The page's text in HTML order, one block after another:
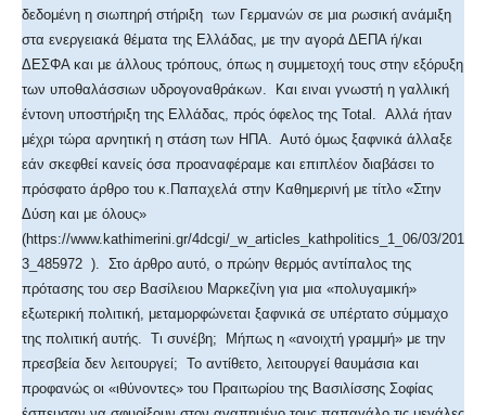
δεδομένη η σιωπηρή στήριξη των Γερμανών σε μια ρωσική ανάμιξη
στα ενεργειακά θέματα της Ελλάδας, με την αγορά ΔΕΠΑ ή/και
ΔΕΣΦΑ και με άλλους τρόπους, όπως η συμμετοχή τους στην εξόρυξη
των υποθαλάσσιων υδρογοναθράκων. Και ειναι γνωστή η γαλλική
έντονη υποστήριξη της Ελλάδας, πρός όφελος της Total. Αλλά ήταν
μέχρι τώρα αρνητική η στάση των ΗΠΑ. Αυτό όμως ξαφνικά άλλαξε
εάν σκεφθεί κανείς όσα προαναφέραμε και επιπλέον διαβάσει το
πρόσφατο άρθρο του κ.Παπαχελά στην Καθημερινή με τίτλο «Στην
Δύση και με όλους»
(https://www.kathimerini.gr/4dcgi/_w_articles_kathpolitics_1_06/03/201
3_485972 ). Στο άρθρο αυτό, ο πρώην θερμός αντίπαλος της
πρότασης του σερ Βασίλειου Μαρκεζίνη για μια «πολυγαμική»
εξωτερική πολιτική, μεταμορφώνεται ξαφνικά σε υπέρτατο σύμμαχο
της πολιτική αυτής. Τι συνέβη; Μήπως η «ανοιχτή γραμμή» με την
πρεσβεία δεν λειτουργεί; Το αντίθετο, λειτουργεί θαυμάσια και
προφανώς οι «ιθύνοντες» του Πραιτωρίου της Βασιλίσσης Σοφίας